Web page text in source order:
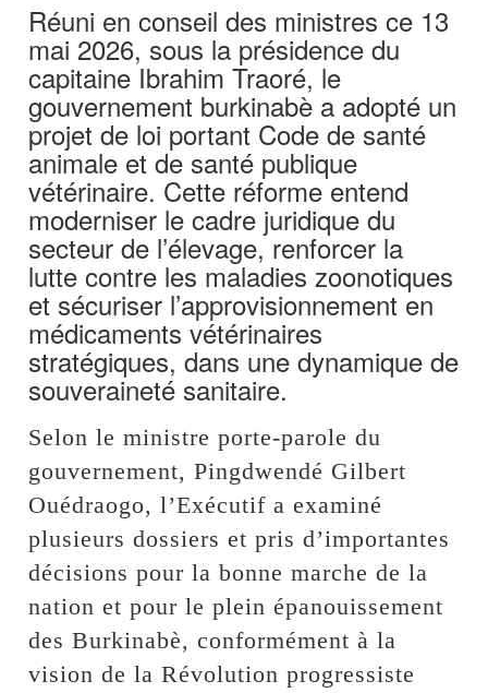
Réuni en conseil des ministres ce 13
mai 2026, sous la présidence du
capitaine Ibrahim Traoré, le
gouvernement burkinabè a adopté un
projet de loi portant Code de santé
animale et de santé publique
vétérinaire. Cette réforme entend
moderniser le cadre juridique du
secteur de l’élevage, renforcer la
lutte contre les maladies zoonotiques
et sécuriser l’approvisionnement en
médicaments vétérinaires
stratégiques, dans une dynamique de
souveraineté sanitaire.
Selon le ministre porte-parole du
gouvernement, Pingdwendé Gilbert
Ouédraogo, l’Exécutif a examiné
plusieurs dossiers et pris d’importantes
décisions pour la bonne marche de la
nation et pour le plein épanouissement
des Burkinabè, conformément à la
vision de la Révolution progressiste